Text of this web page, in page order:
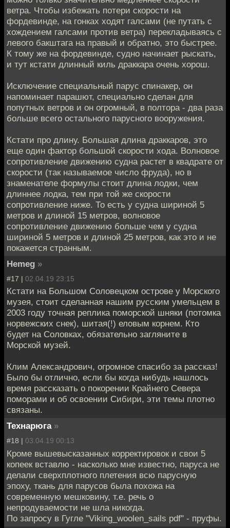
ветра. Чтобы избежать потери скорости на
фордевинде, на гонках ходят галсами (не путать с
хождением галсами против ветра) перекладываясь с
левого бакштага на правый и обратно, это быстрее.
К тому же на фордевинде, судно начинает рыскать,
и тут кстати длинный киль драккара очень хорош.
Исключение специальный парус спинакер, он
напоминает парашют, специально сделан для
попутных ветров и он огромный, в полтора - два раза
больше всего остального парусного вооружения.
Кстати про длину. Большая длина драккаров, это
еще один фактор большой скорости хода. Волновое
сопротивление движению судна растет в квадрате от
скорости (так называемое число фруда), но в
знаменателе формулы стоит длина лодки, чем
длиннее лодка, тем при той же скорости
сопротивление ниже. То есть у судна шириной 5
метров и длиной 15 метров, волновое
сопротивление движению больше чем у судна
шириной 5 метров и длиной 25 метров, как это и не
покажется странным.
Hemeg »
#17 | 02.04.19 23:15
Кстати на Большом Соловецком острове у Морского
музея, стоит сделанная нашим русским умельцем в
2003 году точная реплика поморской шняки (потомка
норвежских снек), шитая(!) еловым корнем. Кто
будет на Соловках, обязательно загляните в
Морской музей.
Клим Александрович, огромное спасибо за рассказ!
Было бы отлично, если бы когда нибудь нашлось
время рассказать о покорении Крайнего Севера
поморами и об освоении Сибири, эти темы плотно
связаны.
Технарюга »
#18 | 03.04.19 00:13
Кроме вышевысказанных корректировок и свои 5
копеек вставлю - насколько мне известно, паруса не
делали сверхплотного плетения всю парусную
эпоху, ткань для парусов была похожа на
современную мешковину, т.е. речь о
непродуваемости не шла никогда.
По запросу в Гугле "Viking_woolen_sails pdf" - пруфы.